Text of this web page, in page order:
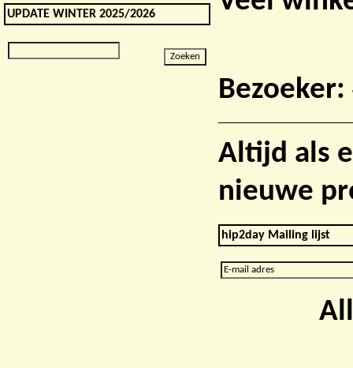
UPDATE WINTER 2025/2026
Altijd als
nieuwe
hip2day Mailing lijst